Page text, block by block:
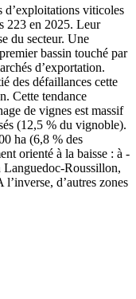
d’exploitations viticoles
223 en 2025. Leur
du secteur. Une
bassin touché par
d’exportation.
des défaillances cette
Cette tendance
de vignes est massif
(12,5 % du vignoble).
ha (6,8 % des
orienté à la baisse : à -
Roussillon,
d’autres zones